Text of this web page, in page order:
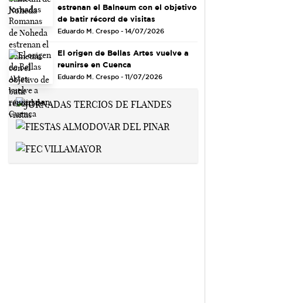
estrenan el Balneum con el objetivo
de batir récord de visitas
Eduardo M. Crespo - 14/07/2026
El origen de Bellas Artes vuelve a
reunirse en Cuenca
Eduardo M. Crespo - 11/07/2026